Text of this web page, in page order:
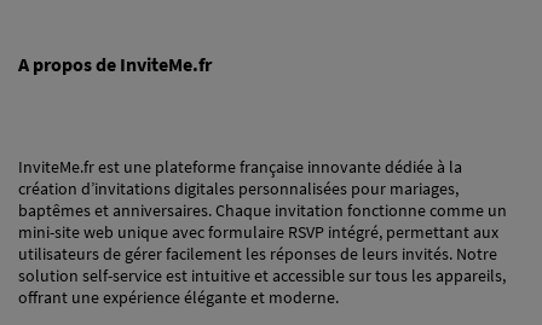
A propos de InviteMe.fr
InviteMe.fr est une plateforme française innovante dédiée à la
création d’invitations digitales personnalisées pour mariages,
baptêmes et anniversaires. Chaque invitation fonctionne comme un
mini-site web unique avec formulaire RSVP intégré, permettant aux
utilisateurs de gérer facilement les réponses de leurs invités. Notre
solution self-service est intuitive et accessible sur tous les appareils,
offrant une expérience élégante et moderne.